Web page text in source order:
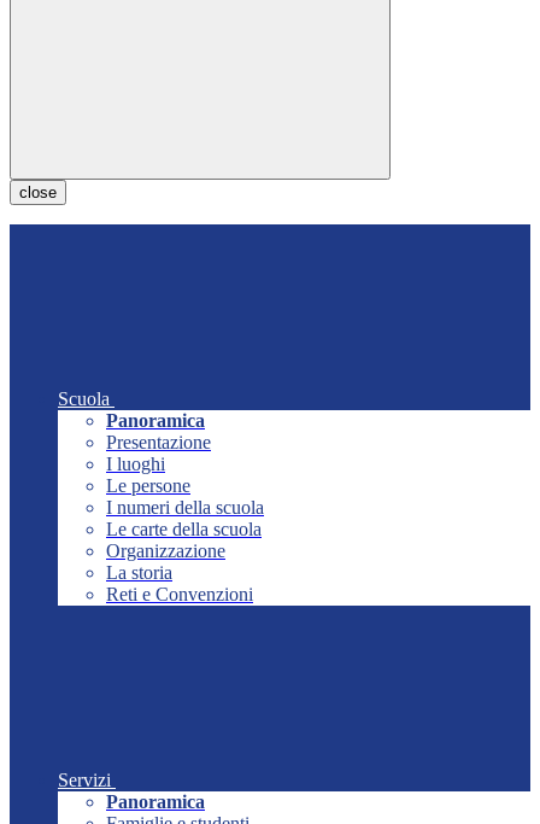
close
Scuola
Panoramica
Presentazione
I luoghi
Le persone
I numeri della scuola
Le carte della scuola
Organizzazione
La storia
Reti e Convenzioni
Servizi
Panoramica